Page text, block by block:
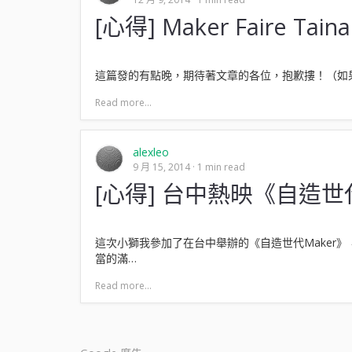
[心得] Maker Faire
這篇發的有點晚，期待著文章的各位，抱歉摟！（
Read more...
alexleo
9 月 15, 2014 1 min read
[心得] 台中熱映《自造
這次小獅我參加了在台中舉辦的《自造世代Maker
當的滿…
Read more...